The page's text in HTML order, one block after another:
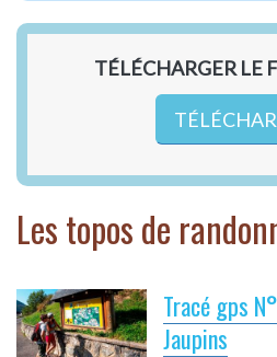
TÉLÉCHARGER LE
Les topos de
Tracé gps
Jaupins